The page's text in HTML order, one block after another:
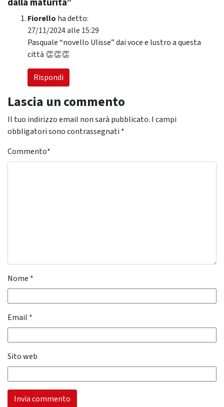
Fiorello ha detto:
27/11/2024 alle 15:29
Pasquale “novello Ulisse” dai voce e lustro a questa
città 👏👏👏
Rispondi
Lascia un commento
Il tuo indirizzo email non sarà pubblicato. I campi
obbligatori sono contrassegnati *
Commento*
Nome *
Email *
Sito web